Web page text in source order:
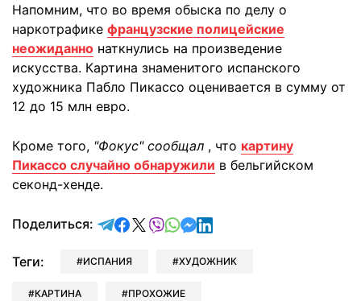
Напомним, что во время обыска по делу о
наркотрафике французские полицейские
неожиданно наткнулись на произведение
искусства. Картина знаменитого испанского
художника Пабло Пикассо оценивается в сумму от
12 до 15 млн евро.
Кроме того, "Фокус" сообщал , что картину
Пикассо случайно обнаружили в бельгийском
секонд-хенде.
Поделиться: отправить в Telegram
поделиться в Facebook
поделиться в X
отправить в Viber
отправить в Whatsapp
отправить в Messenger
отправить в LinkedIn
Теги: ИСПАНИЯ ХУДОЖНИК
КАРТИНА ПРОХОЖИЕ